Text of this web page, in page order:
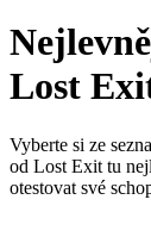
Lost
Vyberte si ze
od Lost Exit tu
otestovat své